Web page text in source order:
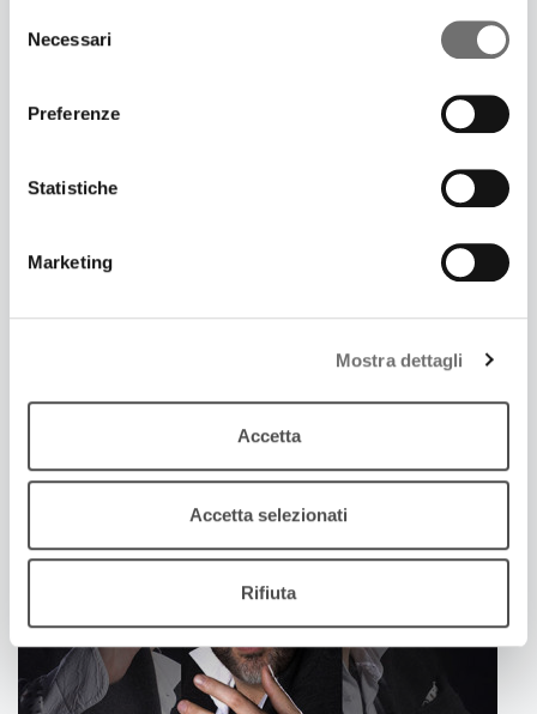
delNecessari
Preferenze
Statistiche
Marketing
Mostra dettagli
Accetta
Accetta selezionati
Rifiuta
SI TORNA A DANZARE CON “MI CHIAMO
Rimasterizzati in un doppio cd brani originali e
arrangiamenti di Secondo Casadei